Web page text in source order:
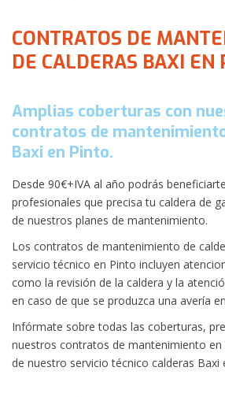
CONTRATOS DE
DE CALDERAS BAXI EN
Amplias coberturas con
contratos de
Baxi en Pinto.
Desde 90€+IVA al año podrás
profesionales que precisa tu caldera de
de nuestros planes de mantenimiento.
Los contratos de mantenimiento de
servicio técnico en Pinto incluyen
como la revisión de la caldera y la
en caso de que se produzca una avería
Infórmate sobre todas las coberturas,
nuestros contratos de mantenimiento
de nuestro servicio técnico calderas Baxi